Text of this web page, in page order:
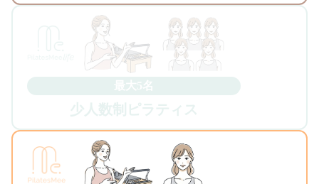
最大5名
少人数制ピラティス